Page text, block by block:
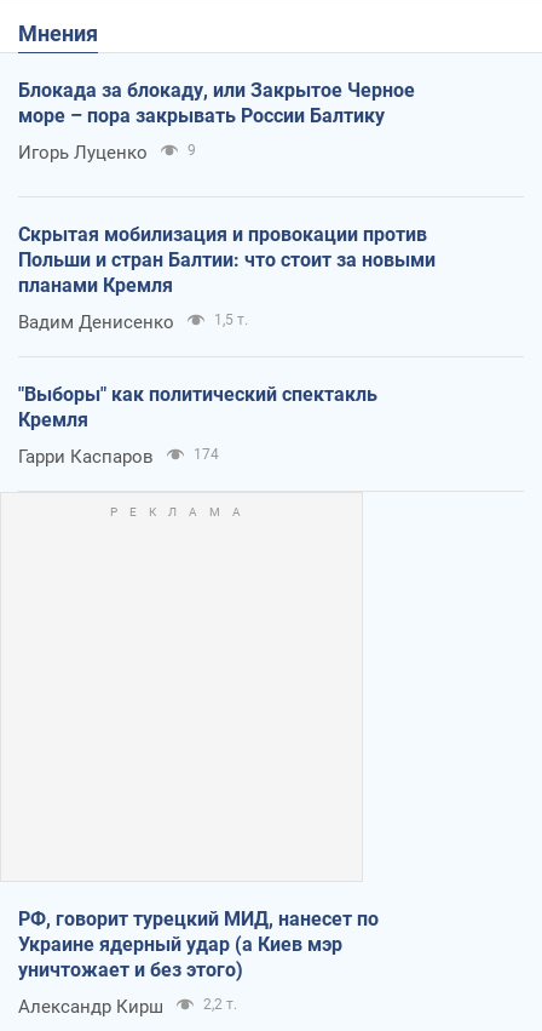
Мнения
Блокада за блокаду, или Закрытое Черное
море – пора закрывать России Балтику
Игорь Луценко 9
Скрытая мобилизация и провокации против
Польши и стран Балтии: что стоит за новыми
планами Кремля
Вадим Денисенко 1,5 т.
"Выборы" как политический спектакль
Кремля
Гарри Каспаров 174
РФ, говорит турецкий МИД, нанесет по
Украине ядерный удар (а Киев мэр
уничтожает и без этого)
Александр Кирш 2,2 т.